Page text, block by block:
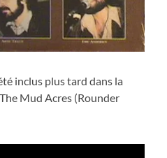
inclus plus tard dans la
Mud Acres (Rounder